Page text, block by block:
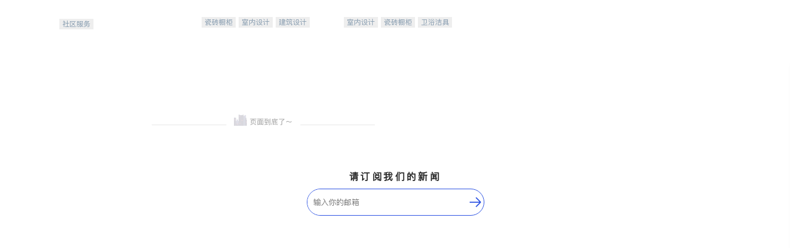
社区服务
机。品质厨房，家的选择。
瓷砖橱柜 室内设计
建筑设计
室内设计 瓷砖橱柜
卫浴洁具
请订阅我们的新闻